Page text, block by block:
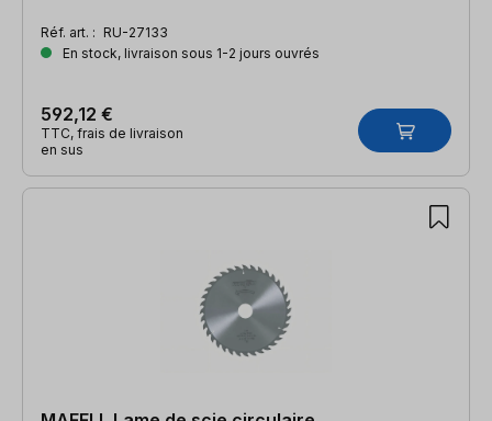
Réf. art. : RU-27133
En stock, livraison sous 1-2 jours ouvrés
592,12 €
TTC, frais de livraison
en sus